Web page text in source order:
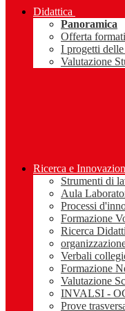
Didattica
Panoramica
Offerta
I progetti delle
Valutazione
Ricerca e
Strumenti di
Aula
Processi
Formazione
Ricerca
Verbali
Formazione
Valutazione
INVALSI -
Prove